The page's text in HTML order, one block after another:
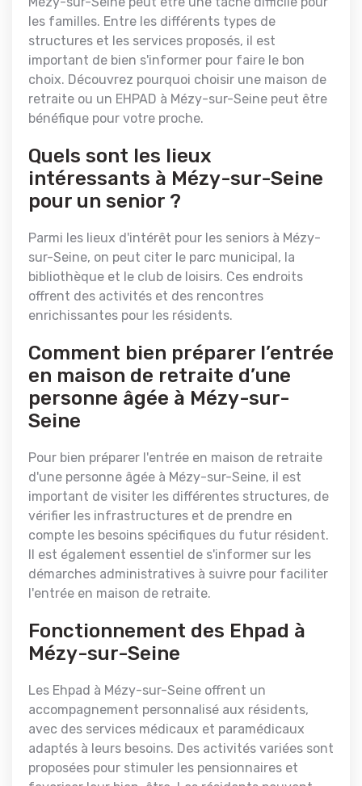
les familles. Entre les différents types de
structures et les services proposés, il est
important de bien s'informer pour faire le bon
choix. Découvrez pourquoi choisir une maison de
retraite ou un EHPAD à Mézy-sur-Seine peut être
bénéfique pour votre proche.
Quels sont les lieux
intéressants à Mézy-sur-Seine
pour un senior ?
Parmi les lieux d'intérêt pour les seniors à Mézy-
sur-Seine, on peut citer le parc municipal, la
bibliothèque et le club de loisirs. Ces endroits
offrent des activités et des rencontres
enrichissantes pour les résidents.
Comment bien préparer l’entrée
en maison de retraite d’une
personne âgée à Mézy-sur-
Seine
Pour bien préparer l'entrée en maison de retraite
d'une personne âgée à Mézy-sur-Seine, il est
important de visiter les différentes structures, de
vérifier les infrastructures et de prendre en
compte les besoins spécifiques du futur résident.
Il est également essentiel de s'informer sur les
démarches administratives à suivre pour faciliter
l'entrée en maison de retraite.
Fonctionnement des Ehpad à
Mézy-sur-Seine
Les Ehpad à Mézy-sur-Seine offrent un
accompagnement personnalisé aux résidents,
avec des services médicaux et paramédicaux
adaptés à leurs besoins. Des activités variées sont
proposées pour stimuler les pensionnaires et